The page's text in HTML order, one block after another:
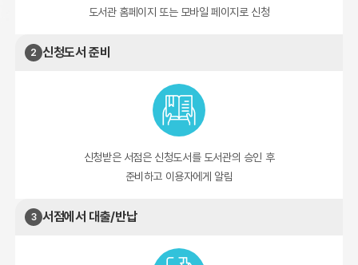
도서관 홈페이지 또는 모바일 페이지로 신청
2 신청도서 준비
신청받은 서점은 신청도서를 도서관의 승인 후
준비하고 이용자에게 알림
3 서점에서 대출/반납